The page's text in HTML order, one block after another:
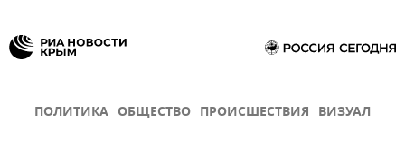
ПОЛИТИКА ОБЩЕСТВО ПРОИСШЕСТВИЯ ВИЗУАЛ